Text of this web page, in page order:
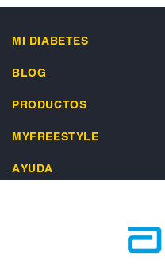
MI DIABETES
BLOG
PRODUCTOS
MYFREESTYLE
AYUDA